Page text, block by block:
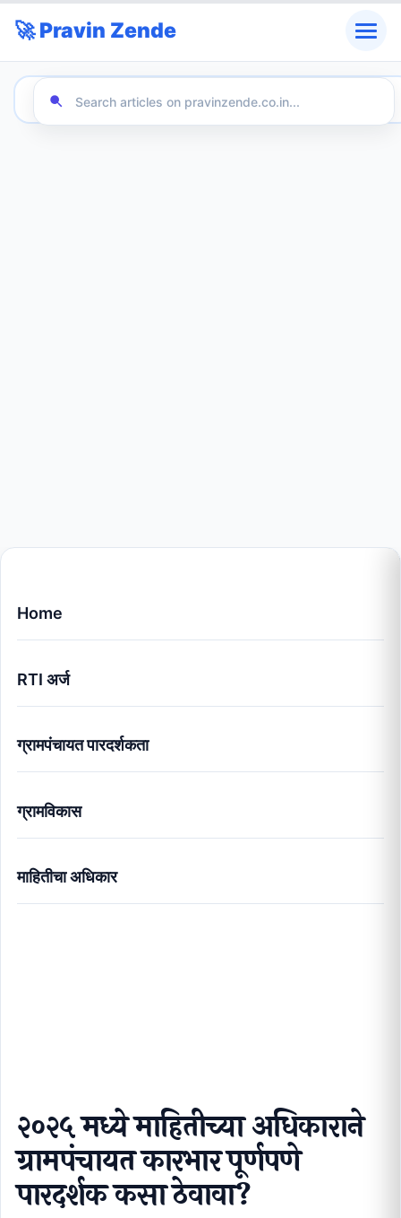
🚀 Pravin Zende
Home
RTI अर्ज
ग्रामपंचायत पारदर्शकता
ग्रामविकास
माहितीचा अधिकार
२०२५ मध्ये माहितीच्या अधिकाराने
ग्रामपंचायत कारभार पूर्णपणे
पारदर्शक कसा ठेवावा?